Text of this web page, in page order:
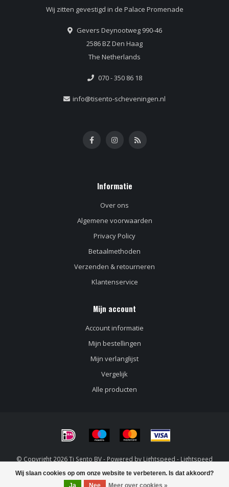
Wij slaan cookies op om onze website te verbeteren. Is dat akkoord?
Ja
Nee Meer over cookies »
Wij zitten gevestigd in de Palace Promenade
Gevers Deynootweg 990-46
2586 BZ Den Haag
The Netherlands
070 - 350 86 18
info@tisento-scheveningen.nl
Informatie
Over ons
Algemene voorwaarden
Privacy Policy
Betaalmethoden
Verzenden & retourneren
Klantenservice
Mijn account
Account informatie
Mijn bestellingen
Mijn verlanglijst
Vergelijk
Alle producten
© Copyright 2026 Ti Sento BV - Powered by Lightspeed - Lightspeed
designbyDyvelopment
FILTERS